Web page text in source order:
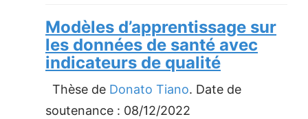
Modèles d’apprentissage sur
les données de santé avec
indicateurs de qualité
Thèse de Donato Tiano. Date de
soutenance : 08/12/2022